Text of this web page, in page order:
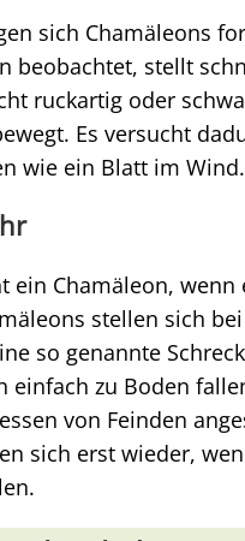
sich Chamäleons
beobachtet, stellt
ruckartig oder
Es versucht
wie ein Blatt im Wind.
ein Chamäleon,
stellen sich
so genannte
einfach zu Boden
von Feinden
sich erst wieder,